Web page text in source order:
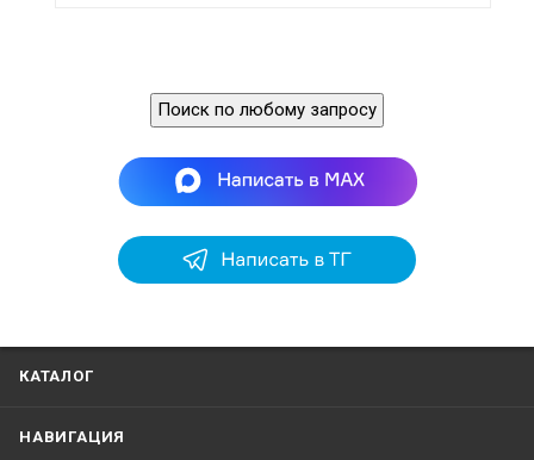
Поиск по любому запросу
КАТАЛОГ
НАВИГАЦИЯ